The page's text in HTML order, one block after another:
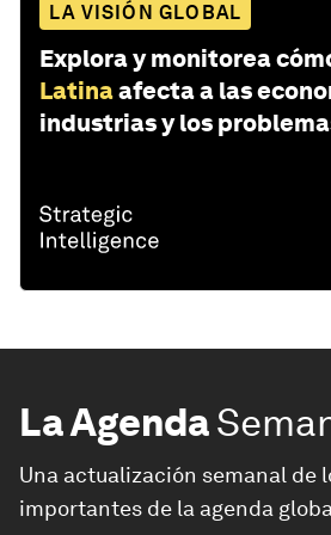
LA VISIÓN GLOBAL
Explora y monitorea
Latinaafecta a las
industrias y los
La Agenda
Una actualización semanal de
importantes de la agenda